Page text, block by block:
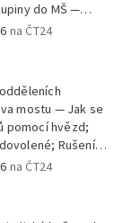
do MŠ —
deci tuše v
na ČT24
mostu — Jak se
pomocí hvězd;
Rušení
Práva
a výběry na
léčivé rašeliny
na ČT24